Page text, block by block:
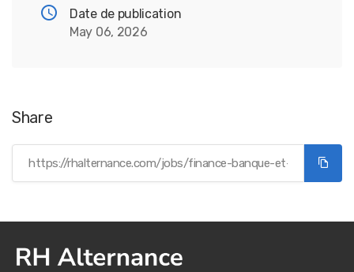
Date de publication
May 06, 2026
Share